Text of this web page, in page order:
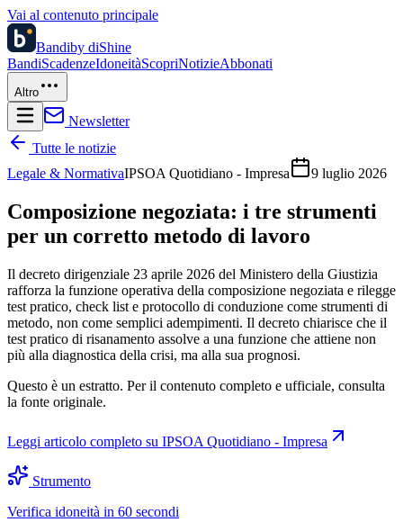
Vai al contenuto principale
Bandiby diShine
BandiScadenzeIdoneitàScopriNotizieAbbonati
Altro
Newsletter
Tutte le notizie
Legale & NormativaIPSOA Quotidiano - Impresa 9 luglio 2026
Composizione negoziata: i tre strumenti
per un corretto metodo di lavoro
Il decreto dirigenziale 23 aprile 2026 del Ministero della Giustizia
rafforza la funzione operativa della composizione negoziata e rilegge
test pratico, check list e protocollo di conduzione come strumenti di
metodo, non come semplici adempimenti. Il decreto chiarisce che il
test pratico di risanamento assolve a una funzione che attiene non
più alla diagnostica della crisi, ma alla sua prognosi.
Questo è un estratto. Per il contenuto completo e ufficiale, consulta
la fonte originale.
Leggi articolo completo su IPSOA Quotidiano - Impresa
Strumento
Verifica idoneità in 60 secondi